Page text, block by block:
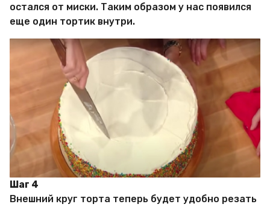
остался от миски. Таким образом у нас появился
еще один тортик внутри.
Шаг 4
Внешний круг торта теперь будет удобно резать